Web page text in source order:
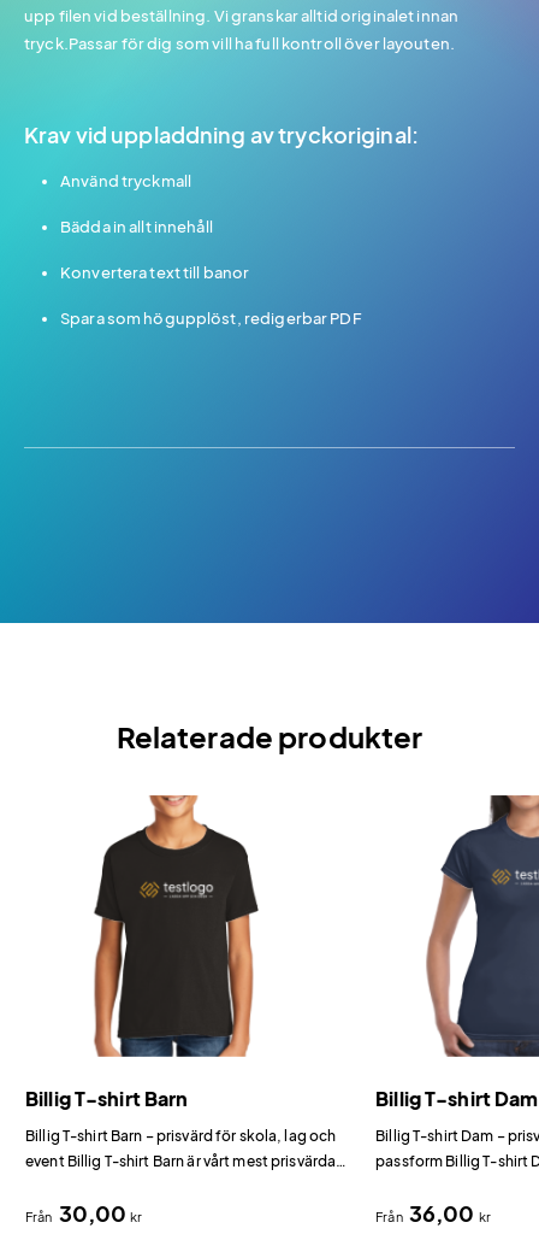
upp filen vid beställning. Vi granskar alltid originalet innan
tryck.Passar för dig som vill ha full kontroll över layouten.
Krav vid uppladdning av tryckoriginal:
Använd tryckmall
Bädda in allt innehåll
Konvertera text till banor
Spara som högupplöst, redigerbar PDF
Relaterade produkter
Billig T-shirt Barn
Billig T-shirt Barn – prisvärd för skola, lag och
event Billig T-shirt Barn är vårt mest prisvärda
Från 30,00kr
Billig T-shirt Dam
Billig T-shirt Dam –
passform Billig T-shirt
tryck.
Från 36,00 kr